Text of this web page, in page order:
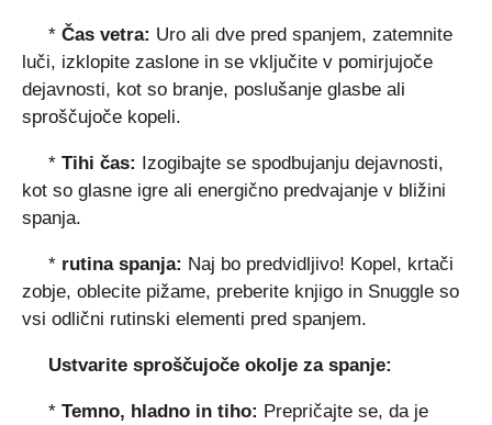
* Čas vetra: Uro ali dve pred spanjem, zatemnite
luči, izklopite zaslone in se vključite v pomirjujoče
dejavnosti, kot so branje, poslušanje glasbe ali
sproščujoče kopeli.
* Tihi čas: Izogibajte se spodbujanju dejavnosti,
kot so glasne igre ali energično predvajanje v bližini
spanja.
* rutina spanja: Naj bo predvidljivo! Kopel, krtači
zobje, oblecite pižame, preberite knjigo in Snuggle so
vsi odlični rutinski elementi pred spanjem.
Ustvarite sproščujoče okolje za spanje:
* Temno, hladno in tiho: Prepričajte se, da je